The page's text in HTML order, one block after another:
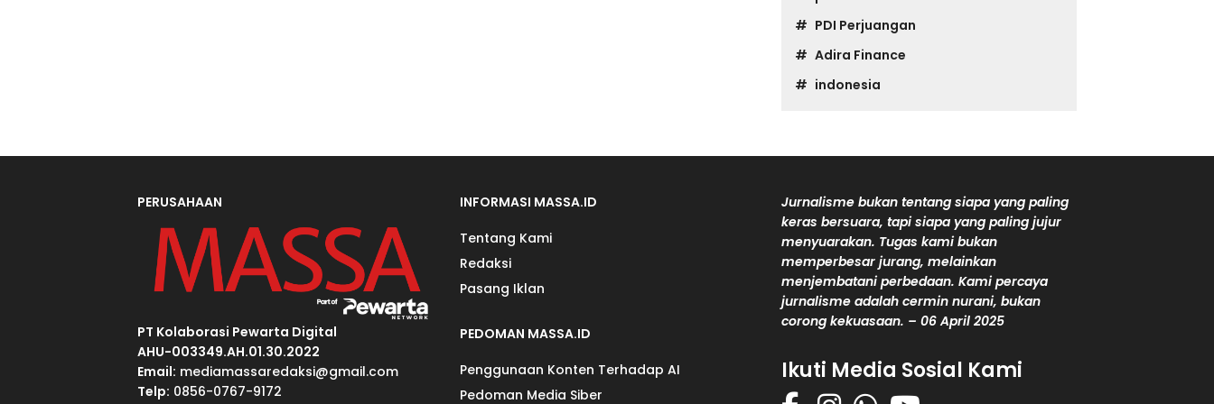
PDI Perjuangan
Adira Finance
indonesia
PERUSAHAAN
PT Kolaborasi Pewarta Digital
AHU-003349.AH.01.30.2022
Email: mediamassaredaksi@gmail.com
Telp: 0856-0767-9172
INFORMASI MASSA.ID
Tentang Kami
Redaksi
Pasang Iklan
PEDOMAN MASSA.ID
Penggunaan Konten Terhadap AI
Pedoman Media Siber
Jurnalisme bukan tentang siapa yang paling
keras bersuara, tapi siapa yang paling jujur
menyuarakan. Tugas kami bukan
memperbesar jurang, melainkan
menjembatani perbedaan. Kami percaya
jurnalisme adalah cermin nurani, bukan
corong kekuasaan. – 06 April 2025
Ikuti Media Sosial Kami